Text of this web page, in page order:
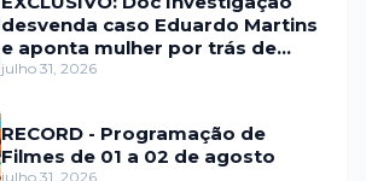
desvenda caso Eduardo Martins
e aponta mulher por trás de
fraude internacional
julho 31, 2026
RECORD - Programação de
Filmes de 01 a 02 de agosto
julho 31, 2026